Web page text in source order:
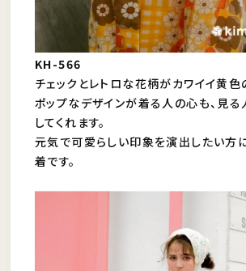
KH-566
チェックとレトロな花柄がカワイイ黄色
ポップなデザインが着る人の心も、見る
してくれます。
元気で可愛らしい印象を演出したい方
着です。